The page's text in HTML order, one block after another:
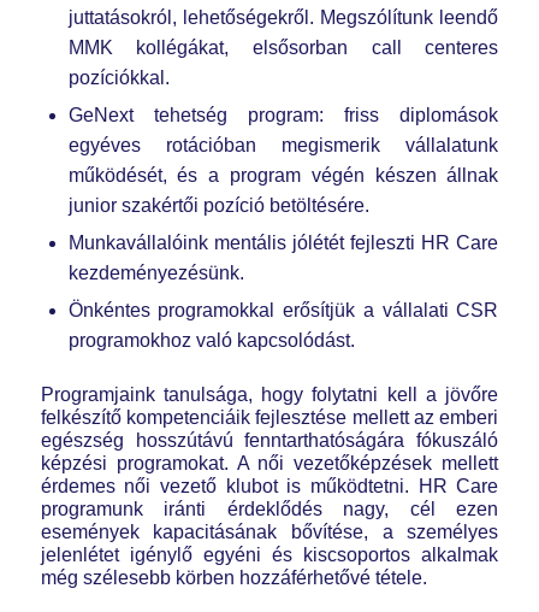
juttatásokról, lehetőségekről. Megszólítunk leendő
MMK kollégákat, elsősorban call centeres
pozíciókkal.
GeNext tehetség program: friss diplomások
egyéves rotációban megismerik vállalatunk
működését, és a program végén készen állnak
junior szakértői pozíció betöltésére.
Munkavállalóink mentális jólétét fejleszti HR Care
kezdeményezésünk.
Önkéntes programokkal erősítjük a vállalati CSR
programokhoz való kapcsolódást.
Programjaink tanulsága, hogy folytatni kell a jövőre
felkészítő kompetenciáik fejlesztése mellett az emberi
egészség hosszútávú fenntarthatóságára fókuszáló
képzési programokat. A női vezetőképzések mellett
érdemes női vezető klubot is működtetni. HR Care
programunk iránti érdeklődés nagy, cél ezen
események kapacitásának bővítése, a személyes
jelenlétet igénylő egyéni és kiscsoportos alkalmak
még szélesebb körben hozzáférhetővé tétele.